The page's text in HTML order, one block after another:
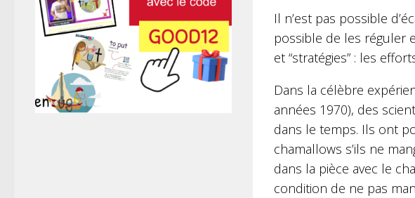
Il n’est pas possible
possible de les réguler
et “stratégies” : les
Dans la célèbre
années 1970), des
dans le temps. Ils ont
chamallows s’ils ne
dans la pièce avec le
condition de ne pas